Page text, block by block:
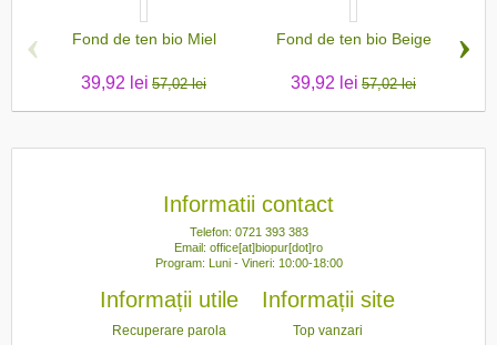
Fond de ten bio Miel
39,92 lei 57,02 lei
Fond de ten bio Beige
39,92 lei 57,02 lei
‹ ›
Informatii contact
Telefon: 0721 393 383
Email: office[at]biopur[dot]ro
Program: Luni - Vineri: 10:00-18:00
Informații utile
Recuperare parola
Informații site
Top vanzari